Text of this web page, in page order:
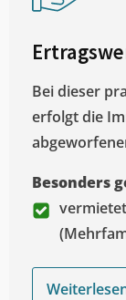
Bei dieser
erfolgt die
Besonders